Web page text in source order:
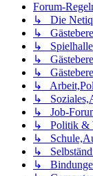
Forum-
↳ Die
↳
↳ Spielhalle
↳
↳
↳
↳
↳ Job-
↳ Politik &
↳
↳
↳